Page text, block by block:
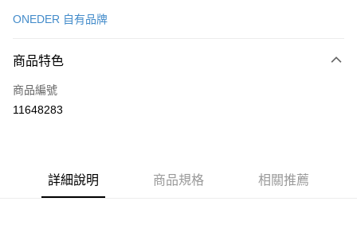
LINE Pay
Apple Pay
ATM付款
ONEDER 自有品牌
商品特色
商品編號
11648283
詳細說明 商品規格 相關推薦